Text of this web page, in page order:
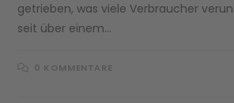
getrieben, was viele Verbraucher
seit über einem…
0 KOMMENTARE